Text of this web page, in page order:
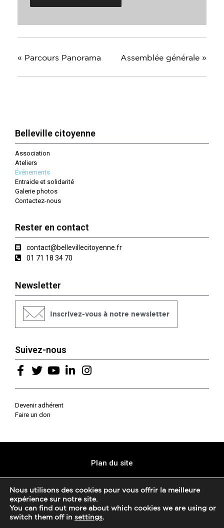
« Parcours Panorama Assemblée générale »
Belleville citoyenne
Association
Ateliers
Événements
Entraide et solidarité
Galerie photos
Contactez-nous
Rester en contact
contact@bellevillecitoyenne.fr
01 71 18 34 70
Newsletter
Inscrivez-vous à notre newsletter
Suivez-nous
Devenir adhérent
Faire un don
Plan du site
Mentions légales
Politique de confidentialité
Nous utilisons des cookies pour vous offrir la meilleure
expérience sur notre site.
You can find out more about which cookies we are using or
switch them off in settings.